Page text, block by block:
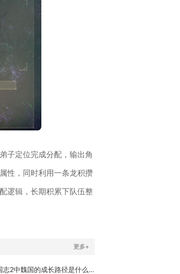
子定位完成分配，输出角
性，同时利用一条龙积攒
逻辑，长期积累下队伍整
更多+
少年三国志2中魏国的成长路径是什么样的